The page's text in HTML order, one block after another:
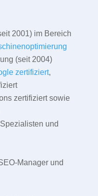
2001) im Bereich
(seit 2004)
zertifiziert,
zertifiziert sowie
und
Manager und